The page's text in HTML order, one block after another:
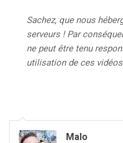
Sachez, que nous
serveurs ! Par
ne peut être tenu
utilisation de ces
Malo